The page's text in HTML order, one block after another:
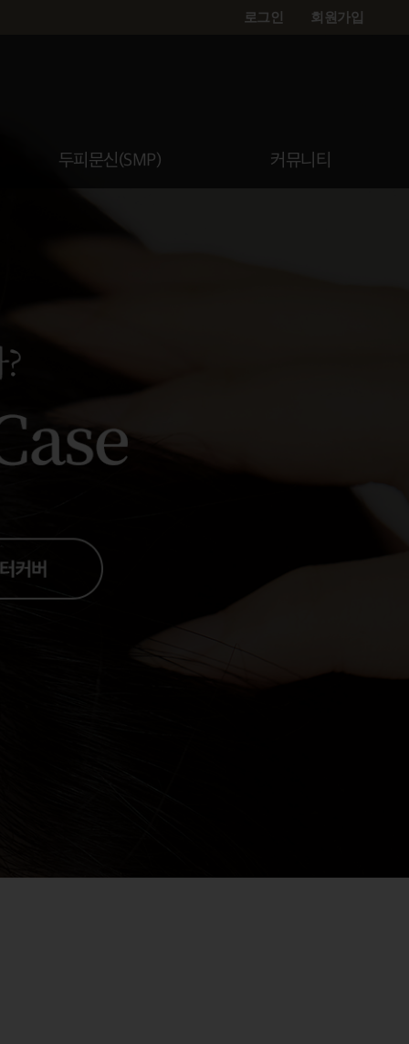
로그인 회원가입
두피문신(SMP) 커뮤니티